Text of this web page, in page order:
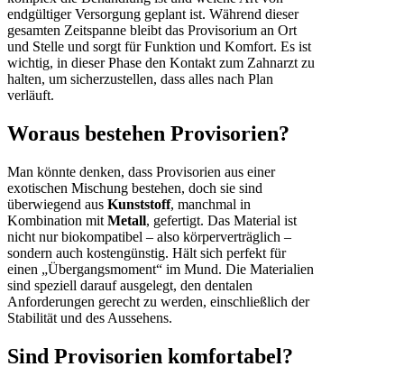
endgültiger Versorgung geplant ist. Während dieser
gesamten Zeitspanne bleibt das Provisorium an Ort
und Stelle und sorgt für Funktion und Komfort. Es ist
wichtig, in dieser Phase den Kontakt zum Zahnarzt zu
halten, um sicherzustellen, dass alles nach Plan
verläuft.
Woraus bestehen Provisorien?
Man könnte denken, dass Provisorien aus einer
exotischen Mischung bestehen, doch sie sind
überwiegend aus Kunststoff, manchmal in
Kombination mit Metall, gefertigt. Das Material ist
nicht nur biokompatibel – also körperverträglich –
sondern auch kostengünstig. Hält sich perfekt für
einen „Übergangsmoment“ im Mund. Die Materialien
sind speziell darauf ausgelegt, den dentalen
Anforderungen gerecht zu werden, einschließlich der
Stabilität und des Aussehens.
Sind Provisorien komfortabel?